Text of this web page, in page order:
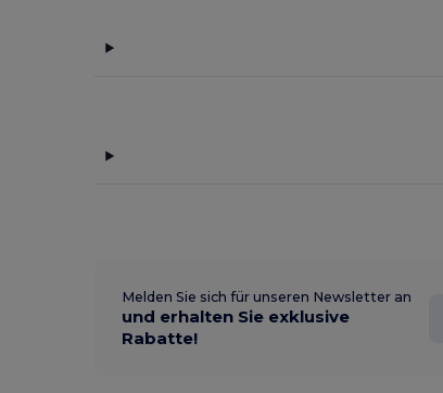
Melden Sie sich für unseren Newsletter an
und erhalten Sie exklusive
Rabatte!